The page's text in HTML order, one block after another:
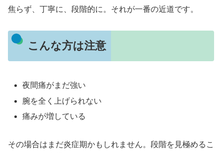
焦らず、丁寧に、段階的に。それが一番の近道です。
こんな方は注意
夜間痛がまだ強い
腕を全く上げられない
痛みが増している
その場合はまだ炎症期かもしれません。段階を見極めるこ